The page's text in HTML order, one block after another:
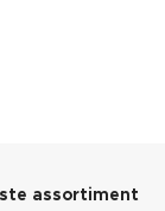
assortiment